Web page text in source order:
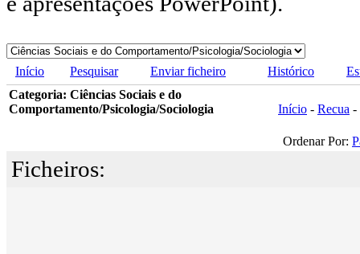
Início Pesquisar Enviar ficheiro Histórico
Categoria: Ciências Sociais e do
Comportamento/Psicologia/Sociologia
Início - Recua -
Ordenar Por:
Ficheiros: